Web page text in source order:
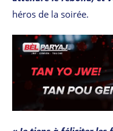
héros de la soirée.